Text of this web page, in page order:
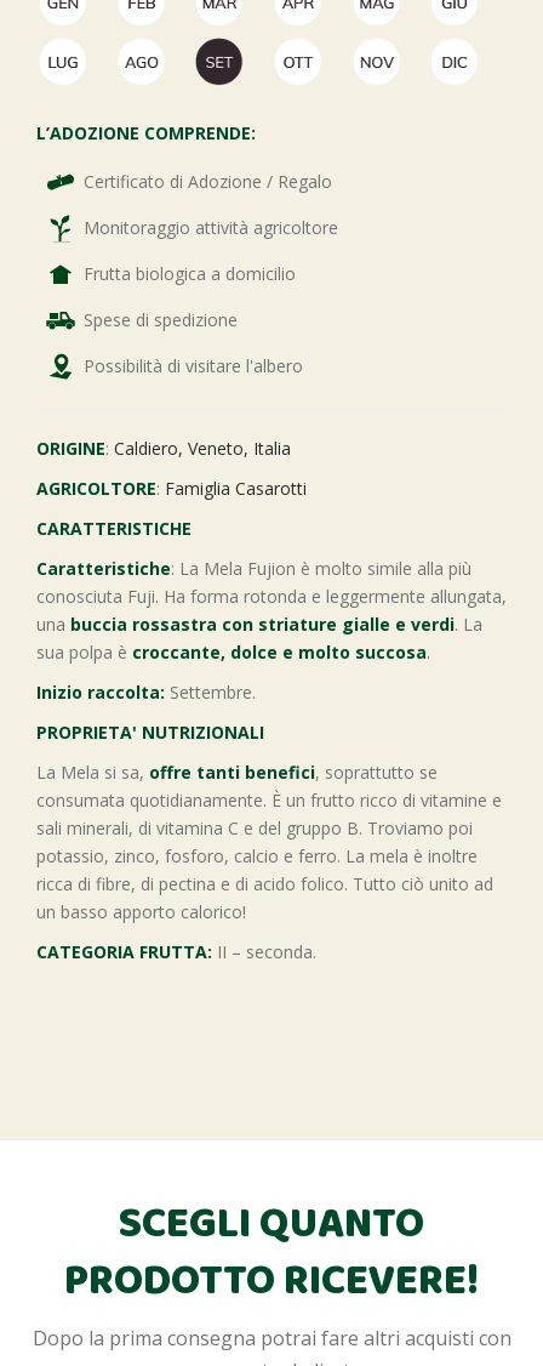
L’ADOZIONE COMPRENDE:
Certificato di Adozione / Regalo
Monitoraggio attività agricoltore
Frutta biologica a domicilio
Spese di spedizione
Possibilità di visitare l'albero
ORIGINE: Caldiero, Veneto, Italia
AGRICOLTORE: Famiglia Casarotti
CARATTERISTICHE
Caratteristiche: La Mela Fujion è molto simile alla più
conosciuta Fuji. Ha forma rotonda e leggermente allungata,
una buccia rossastra con striature gialle e verdi. La
sua polpa è croccante, dolce e molto succosa.
Inizio raccolta: Settembre.
PROPRIETA' NUTRIZIONALI
La Mela si sa, offre tanti benefici, soprattutto se
consumata quotidianamente. È un frutto ricco di vitamine e
sali minerali, di vitamina C e del gruppo B. Troviamo poi
potassio, zinco, fosforo, calcio e ferro. La mela è inoltre
ricca di fibre, di pectina e di acido folico. Tutto ciò unito ad
un basso apporto calorico!
CATEGORIA FRUTTA: II – seconda.
SCEGLI QUANTO
PRODOTTO RICEVERE!
Dopo la prima consegna potrai fare altri acquisti con